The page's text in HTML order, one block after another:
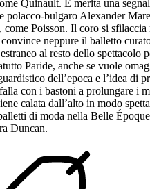
Quinault. E merita una
polacco-bulgaro Alexander
come Poisson. Il coro si
neppure il balletto
al resto dello spettacolo
Paride, anche se vuole
dell’epoca e l’idea di
con i bastoni a prolungare i
calata dall’alto in modo
di moda nella Belle
Duncan.